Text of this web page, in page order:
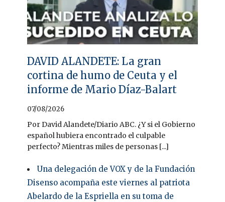
DAVID ALANDETE: La gran
cortina de humo de Ceuta y el
informe de Mario Díaz-Balart
07/08/2026
Por David Alandete/Diario ABC. ¿Y si el Gobierno
español hubiera encontrado el culpable
perfecto? Mientras miles de personas [...]
Una delegación de VOX y de la Fundación
Disenso acompaña este viernes al patriota
Abelardo de la Espriella en su toma de